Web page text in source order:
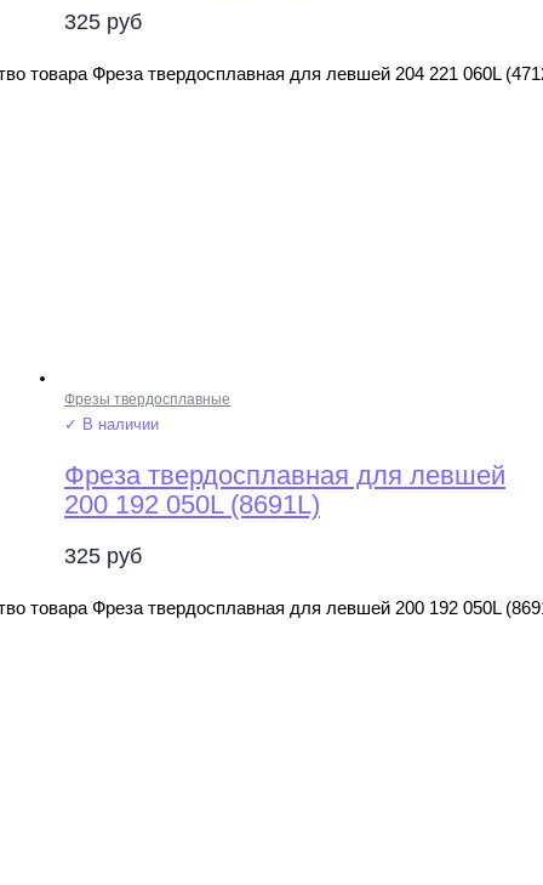
325 руб
товара Фреза твердосплавная для левшей 204 221 060L
Фрезы твердосплавные
✓ В наличии
Фреза твердосплавная для левшей
200 192 050L (8691L)
325 руб
товара Фреза твердосплавная для левшей 200 192 050L